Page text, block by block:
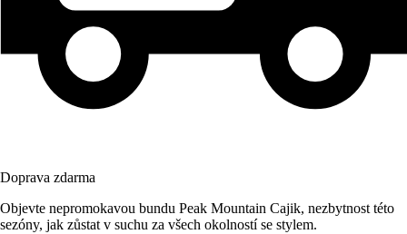
Doprava zdarma
Objevte nepromokavou bundu Peak Mountain Cajik, nezbytnost této
sezóny, jak zůstat v suchu za všech okolností se stylem.